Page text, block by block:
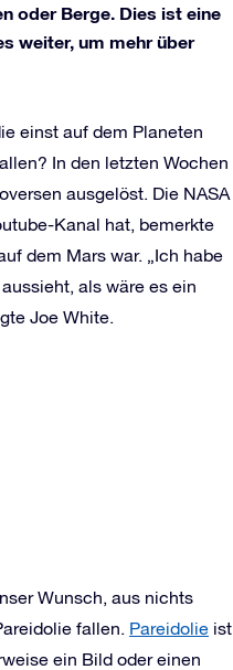
oder Berge. Dies ist eine
weiter, um mehr über
einst auf dem Planeten
In den letzten Wochen
ausgelöst. Die NASA
Kanal hat, bemerkte
dem Mars war. „Ich habe
als wäre es ein
Joe White.
Wunsch, aus nichts
fallen. Pareidolie ist
ein Bild oder einen